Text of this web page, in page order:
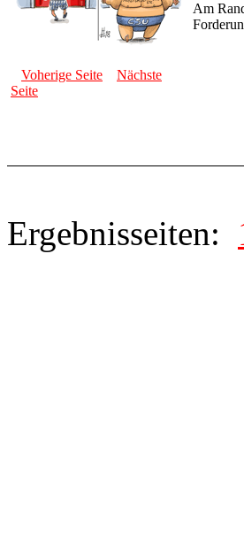
Am
Voherige Seite
Nächste
Seite
Ergebnisseiten: